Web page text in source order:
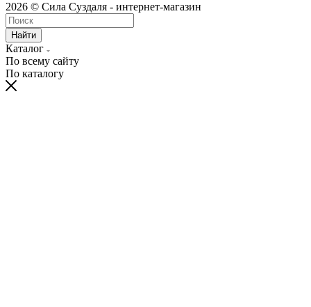
2026 © Сила Суздаля - интернет-магазин
Найти
Каталог
По всему сайту
По каталогу